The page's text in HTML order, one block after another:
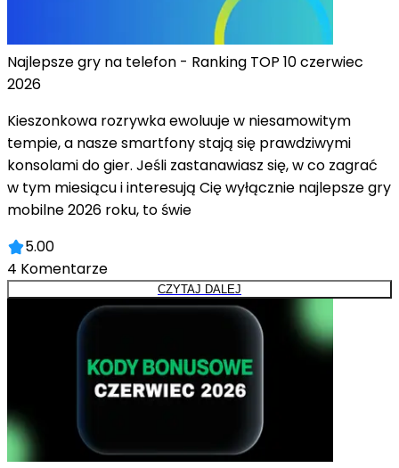
Najlepsze gry na telefon - Ranking TOP 10 czerwiec
2026
Kieszonkowa rozrywka ewoluuje w niesamowitym
tempie, a nasze smartfony stają się prawdziwymi
konsolami do gier. Jeśli zastanawiasz się, w co zagrać
w tym miesiącu i interesują Cię wyłącznie najlepsze gry
mobilne 2026 roku, to świe
5.00
4 Komentarze
CZYTAJ DALEJ